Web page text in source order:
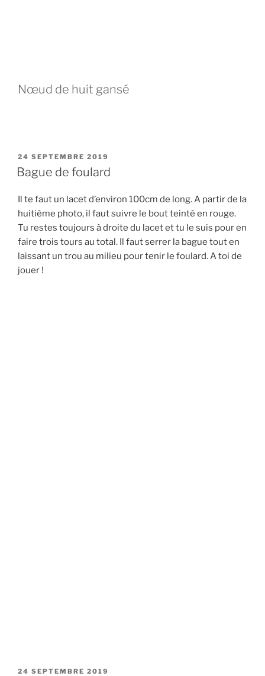
Nœud de huit gansé
PUBLIÉ
LE
24 SEPTEMBRE 2019
Bague de foulard
Il te faut un lacet d’environ 100cm de long. A partir de la
huitième photo, il faut suivre le bout teinté en rouge.
Tu restes toujours à droite du lacet et tu le suis pour en
faire trois tours au total. Il faut serrer la bague tout en
laissant un trou au milieu pour tenir le foulard. A toi de
jouer !
PUBLIÉ
24 SEPTEMBRE 2019